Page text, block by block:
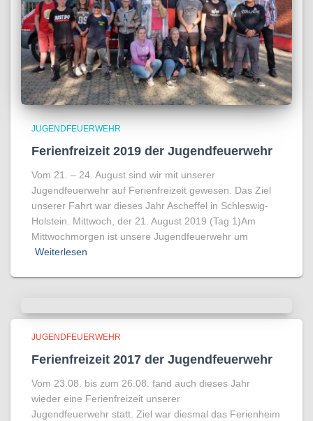
JUGENDFEUERWEHR
Ferienfreizeit 2019 der Jugendfeuerwehr
Vom 21. – 24. August sind wir mit unserer
Jugendfeuerwehr auf Ferienfreizeit gewesen. Das Ziel
unserer Fahrt war dieses Jahr Ascheffel in Schleswig-
Holstein. Mittwoch, der 21. August 2019 (Tag 1)Am
Mittwochmorgen ist unsere Jugendfeuerwehr um
Weiterlesen
JUGENDFEUERWEHR
Ferienfreizeit 2017 der Jugendfeuerwehr
Vom 23.08. bis zum 26.08. fand auch dieses Jahr
wieder eine Ferienfreizeit unserer
Jugendfeuerwehr statt. Ziel war diesmal das Ferienheim